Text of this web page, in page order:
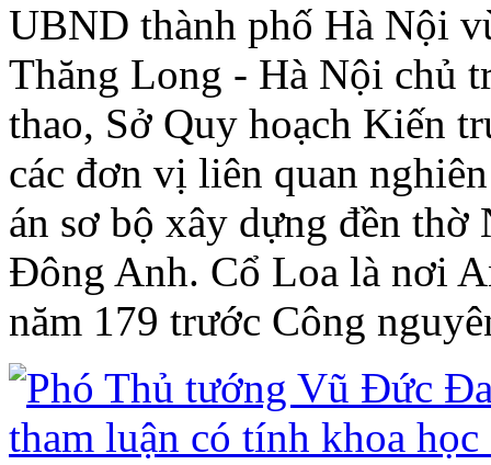
UBND thành phố Hà Nội
Thăng Long - Hà Nội chủ
thao, Sở Quy hoạch Kiến
các đơn vị liên quan
án sơ bộ xây dựng đền
Đông Anh. Cổ Loa là nơi
năm 179 trước Công